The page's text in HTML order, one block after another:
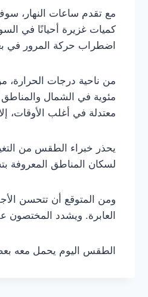
مع تقدم ساعات النهار،
كميات غزيرة أحيانًا في
اضطراب حركة المرور في
معتدلة في أغلب الأوقات،
يحذر خبراء الطقس من
لسكان المناطق المعروفة
ومن المتوقع أن تتحسن
العابرة. ويشدد المختصون
الطقس اليوم يحمل معه بعض